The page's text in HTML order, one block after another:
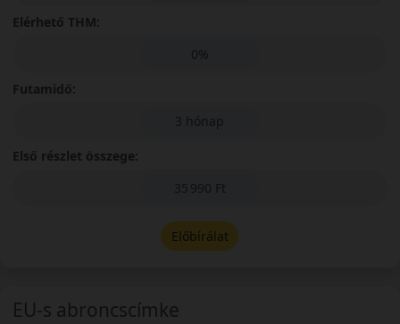
Elérhető THM:
0%
Futamidő:
3 hónap
Első részlet összege:
35 990 Ft
Előbírálat
EU-s abroncscímke